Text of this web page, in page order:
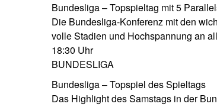
Bundesliga – Topspieltag mit 5
Die Bundesliga-Konferenz mit den
volle Stadien und Hochspannung an
18:30 Uhr
BUNDESLIGA
Bundesliga – Topspiel des Spieltags
Das Highlight des Samstags in der